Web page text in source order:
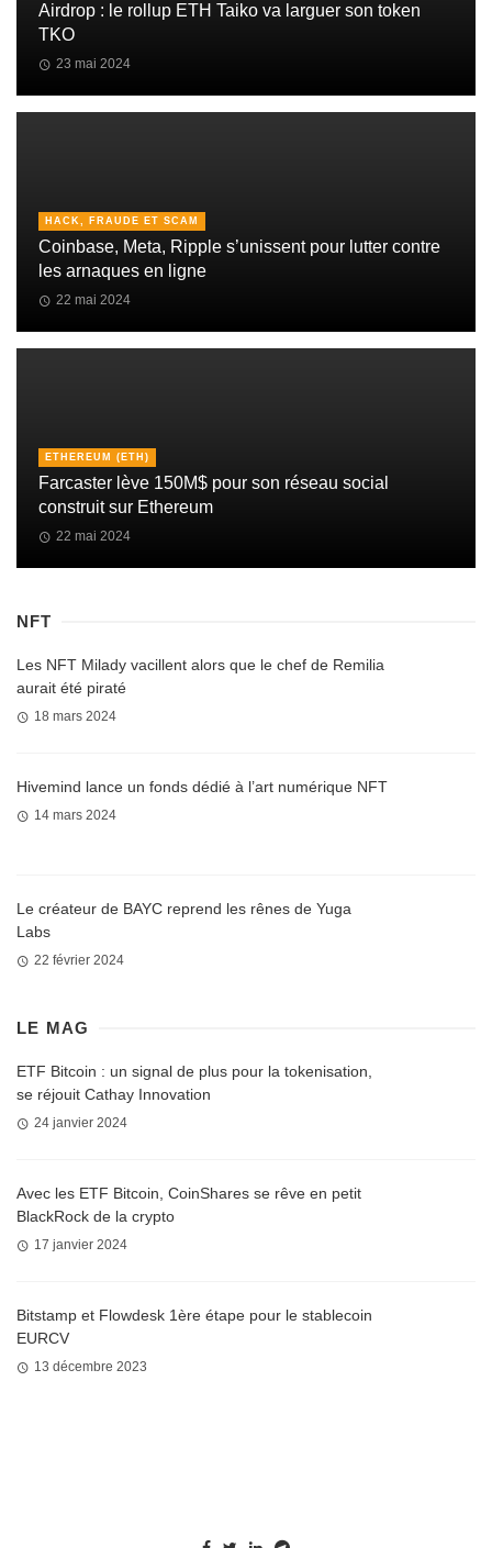
Airdrop : le rollup ETH Taiko va larguer son token
TKO
23 mai 2024
HACK, FRAUDE ET SCAM
Coinbase, Meta, Ripple s’unissent pour lutter contre
les arnaques en ligne
22 mai 2024
ETHEREUM (ETH)
Farcaster lève 150M$ pour son réseau social
construit sur Ethereum
22 mai 2024
NFT
Les NFT Milady vacillent alors que le chef de Remilia
aurait été piraté
18 mars 2024
Hivemind lance un fonds dédié à l’art numérique NFT
14 mars 2024
Le créateur de BAYC reprend les rênes de Yuga
Labs
22 février 2024
LE MAG
ETF Bitcoin : un signal de plus pour la tokenisation,
se réjouit Cathay Innovation
24 janvier 2024
Avec les ETF Bitcoin, CoinShares se rêve en petit
BlackRock de la crypto
17 janvier 2024
Bitstamp et Flowdesk 1ère étape pour le stablecoin
EURCV
13 décembre 2023